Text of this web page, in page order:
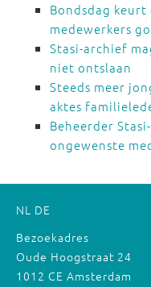
Bondsdag
medewerkers
Stasi-archief
niet ontslaan
Steeds meer
aktes
Beheerder
ongewenste
NL DE
Bezoekadres
Oude Hoogstraat 24
1012 CE Amsterdam